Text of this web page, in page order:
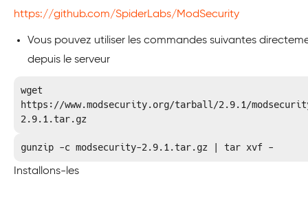
https://github.com/SpiderLabs/ModSecurity
Vous pouvez utiliser les commandes suivantes
depuis le serveur
wget
https://www.modsecurity.org/tarball/2.9.1/
2.9.1.tar.gz
gunzip -c modsecurity-2.9.1.tar.gz | tar xvf -
Installons-les